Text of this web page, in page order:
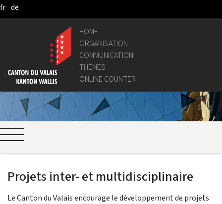
Pular para o Conteúdo principal
fr de
HOME
ORGANISATION
COMMUNICATION
THÈMES
ONLINE COUNTER
Projets inter- et multidisciplinaire
Le Canton du Valais encourage le développement de projets